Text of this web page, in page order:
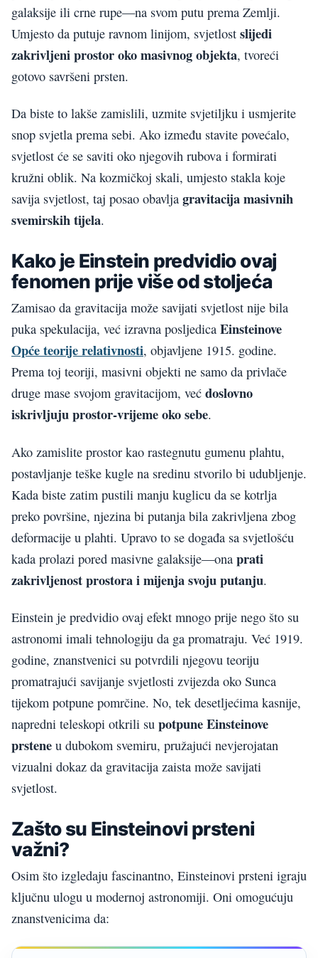
galaksije ili crne rupe—na svom putu prema Zemlji.
Umjesto da putuje ravnom linijom, svjetlost slijedi
zakrivljeni prostor oko masivnog objekta, tvoreći
gotovo savršeni prsten.
Da biste to lakše zamislili, uzmite svjetiljku i usmjerite
snop svjetla prema sebi. Ako između stavite povećalo,
svjetlost će se saviti oko njegovih rubova i formirati
kružni oblik. Na kozmičkoj skali, umjesto stakla koje
savija svjetlost, taj posao obavlja gravitacija masivnih
svemirskih tijela.
Kako je Einstein predvidio ovaj
fenomen prije više od stoljeća
Zamisao da gravitacija može savijati svjetlost nije bila
puka spekulacija, već izravna posljedica Einsteinove
Opće teorije relativnosti, objavljene 1915. godine.
Prema toj teoriji, masivni objekti ne samo da privlače
druge mase svojom gravitacijom, već doslovno
iskrivljuju prostor-vrijeme oko sebe.
Ako zamislite prostor kao rastegnutu gumenu plahtu,
postavljanje teške kugle na sredinu stvorilo bi udubljenje.
Kada biste zatim pustili manju kuglicu da se kotrlja
preko površine, njezina bi putanja bila zakrivljena zbog
deformacije u plahti. Upravo to se događa sa svjetlošću
kada prolazi pored masivne galaksije—ona prati
zakrivljenost prostora i mijenja svoju putanju.
Einstein je predvidio ovaj efekt mnogo prije nego što su
astronomi imali tehnologiju da ga promatraju. Već 1919.
godine, znanstvenici su potvrdili njegovu teoriju
promatrajući savijanje svjetlosti zvijezda oko Sunca
tijekom potpune pomrčine. No, tek desetljećima kasnije,
napredni teleskopi otkrili su potpune Einsteinove
prstene u dubokom svemiru, pružajući nevjerojatan
vizualni dokaz da gravitacija zaista može savijati
svjetlost.
Zašto su Einsteinovi prsteni
važni?
Osim što izgledaju fascinantno, Einsteinovi prsteni igraju
ključnu ulogu u modernoj astronomiji. Oni omogućuju
znanstvenicima da: